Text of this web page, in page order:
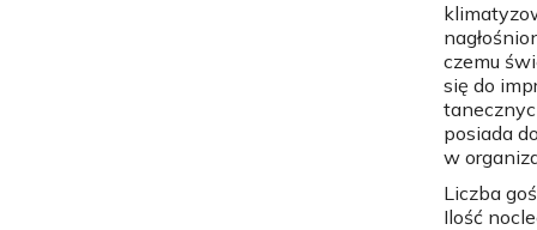
czemu
się do
posiada
w
Liczba
Ilość